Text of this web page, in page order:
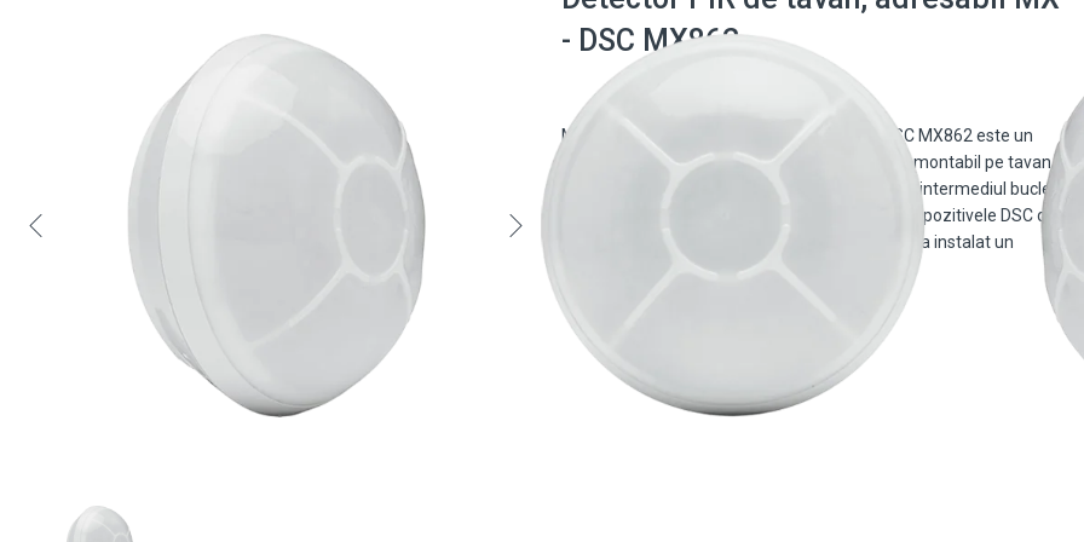
- DSC MX862
MX862 - MX PIR pentru montare pe tavan DSC MX862 este un
detector de miscare 360° inteligent, adresabil, montabil pe tavan.
Acesta este compatibil cu panourile IQ Pro prin intermediul buclei
adresabile MX. Pentru a utiliza oricare dintre dispozitivele DSC din
seria MX, inclusiv MX862, IQ Pro va trebui sa aiba instalat un
modul HSM3105. […]